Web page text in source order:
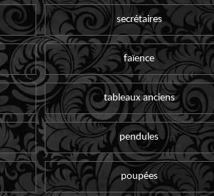
secrétaires
faïence
tableaux anciens
pendules
poupées